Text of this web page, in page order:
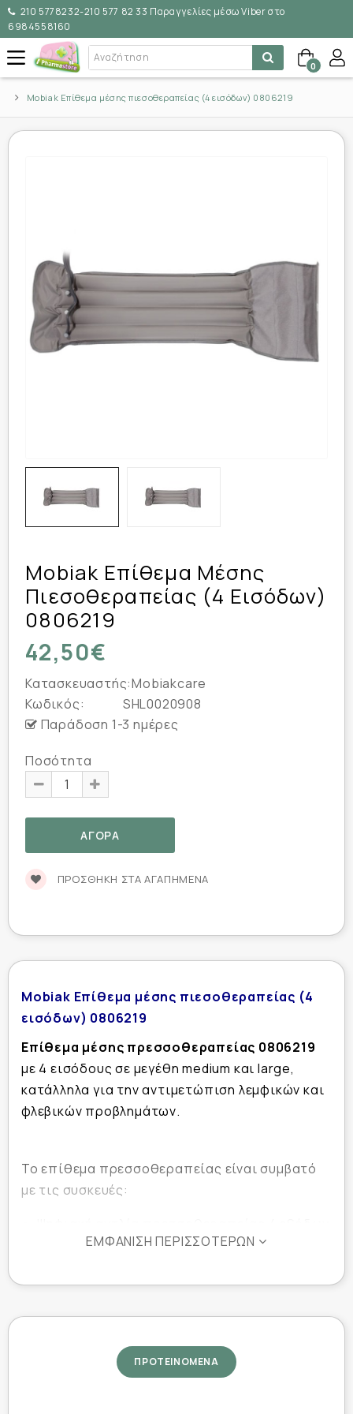
210 5778232-210 577 82 33 Παραγγελίες μέσω Viber στο
6984558160
0
Mobiak Επίθεμα μέσης πιεσοθεραπείας (4 εισόδων) 0806219
Mobiak Επίθεμα Μέσης
Πιεσοθεραπείας (4 Εισόδων)
0806219
42,50€
Κατασκευαστής:Mobiakcare
Κωδικός:
SHL0020908
Παράδοση 1-3 ημέρες
Ποσότητα
ΠΡΟΣΘΉΚΗ ΣΤΑ ΑΓΑΠΗΜΈΝΑ
Mobiak Επίθεμα μέσης πιεσοθεραπείας (4
εισόδων) 0806219
Επίθεμα μέσης πρεσσοθεραπείας 0806219
με 4 εισόδους σε μεγέθη medium και large,
κατάλληλα για την αντιμετώπιση λεμφικών και
φλεβικών προβλημάτων.
Το επίθεμα πρεσσοθεραπείας είναι συμβατό
με τις συσκευές:
0806211
Τεχνικά χαρακτηριστικά:
ΕΜΦΆΝΙΣΗ ΠΕΡΙΣΣΌΤΕΡΩΝ
ΠΡΟΤΕΙΝΟΜΕΝΑ